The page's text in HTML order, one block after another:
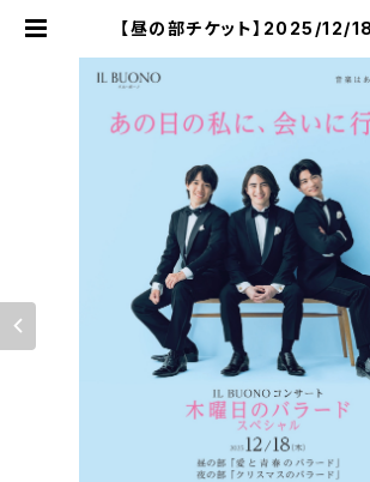
【昼の部チケット】2025/12/